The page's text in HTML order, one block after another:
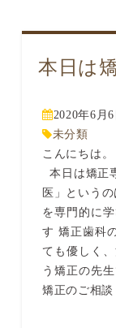
本日は
2020年6月6
未分類
こんにちは
本日は矯正
医」という
を専門的に
す 矯正歯科
ても優しく
う矯正の先
矯正のご相